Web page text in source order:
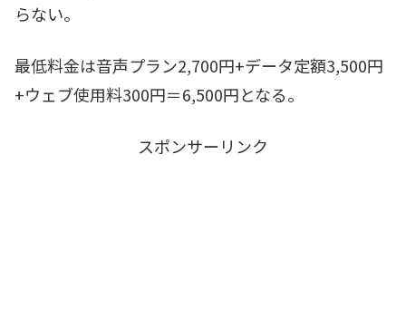
らない。
最低料金は音声プラン2,700円+データ定額3,500円
+ウェブ使用料300円＝6,500円となる。
スポンサーリンク